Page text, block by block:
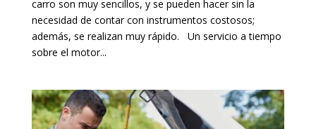
carro son muy sencillos, y se pueden hacer sin la
necesidad de contar con instrumentos costosos;
además, se realizan muy rápido. Un servicio a tiempo
sobre el motor...